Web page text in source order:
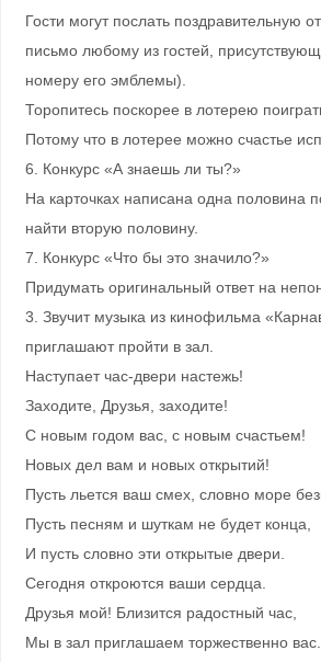
Гости могут послать поздравительную
письмо любому из гостей,
номеру его эмблемы).
Торопитесь поскорее в лотерею
Потому что в лотерее можно счастье
6. Конкурс «А знаешь ли ты?»
На карточках написана одна половина
найти вторую половину.
7. Конкурс «Что бы это значило?»
Придумать оригинальный ответ на
3. Звучит музыка из кинофильма
приглашают пройти в зал.
Наступает час-двери настежь!
Заходите, Друзья, заходите!
С новым годом вас, с новым счастьем!
Новых дел вам и новых открытий!
Пусть льется ваш смех, словно море
Пусть песням и шуткам не будет конца,
И пусть словно эти открытые двери.
Сегодня откроются ваши сердца.
Друзья мой! Близится радостный час,
Мы в зал приглашаем торжественно вас.